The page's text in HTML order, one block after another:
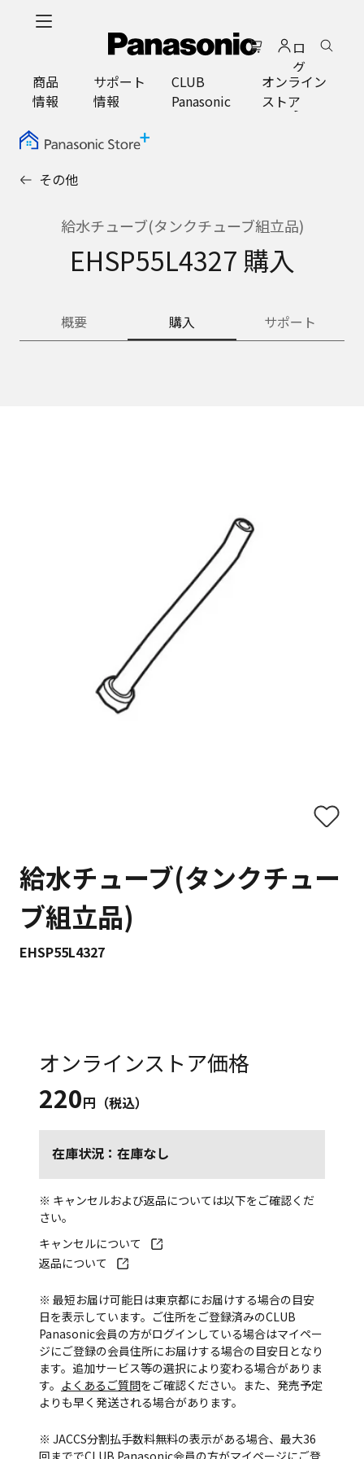
ロ
グ
イ
ン
商品
情報
サポート
情報
CLUB
Panasonic
オンライン
ストア
その他
給水チューブ(タンクチューブ組立品)
EHSP55L4327 購入
概要 購入 サポート
給水チューブ(タンクチュー
ブ組立品)
EHSP55L4327
オンラインストア価格
220円（税込）
在庫状況：在庫なし
※ キャンセルおよび返品については以下をご確認くだ
さい。
キャンセルについて
返品について
※ 最短お届け可能日は東京都にお届けする場合の目安
日を表示しています。ご住所をご登録済みのCLUB
Panasonic会員の方がログインしている場合はマイペー
ジにご登録の会員住所にお届けする場合の目安日となり
ます。追加サービス等の選択により変わる場合がありま
す。 よくあるご質問をご確認ください。また、発売予定
よりも早く発送される場合があります。
※ JACCS分割払手数料無料の表示がある場合、最大36
回まででCLUB Panasonic会員の方がマイページにご登